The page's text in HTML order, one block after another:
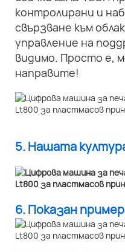
контролирани и
свързване към
управление на
видимо. Просто е,
направите!
5. Нашата
6. Показан